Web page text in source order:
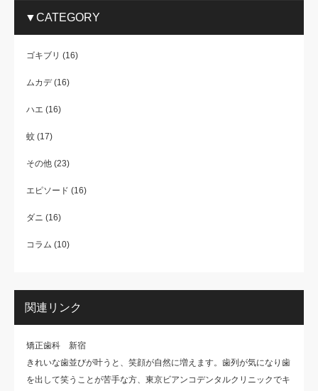
▼CATEGORY
ゴキブリ (16)
ムカデ(16)
ハエ (16)
蚊 (17)
その他 (23)
エピソード (16)
ダニ (16)
コラム (10)
関連リンク
矯正歯科 新宿
きれいな歯並びが叶うと、笑顔が自然に増えます。歯列が気になり歯
を出して笑うことが苦手な方、東京ビアンコデンタルクリニックでキ